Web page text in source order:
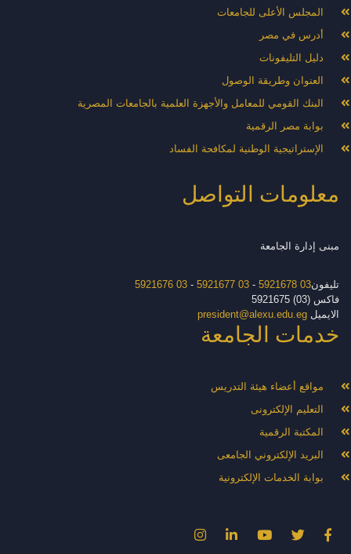
المجلس الأعلى للجامعات
أدرس في مصر
دليل التليفونات
العنوان وطريقة الوصول
البنك القومي للمعامل والأجهزة العلمية بالجامعات المصرية
بوابة مصر الرقمية
الإستراتيجية الوطنية لمكافحة الفساد
معلومات التواصل
مبنى إدارة الجامعة
تليفون03 5921678
-
03 5921677
-
03 5921676
فاكس (03) 5921675
الايميلpresident@alexu.edu.eg
خدمات الجامعة
مواقع أعضاء هيئة التدريس
التعليم الإلكترونى
المكتبة الرقمية
البريد الإلكتروني الجامعى
بوابة الخدمات الإلكترونية